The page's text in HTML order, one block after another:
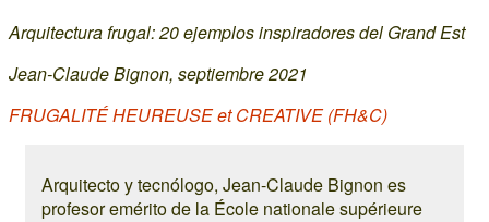
Arquitectura frugal: 20 ejemplos inspiradores del Grand Est
Jean-Claude Bignon, septiembre 2021
FRUGALITÉ HEUREUSE et CREATIVE (FH&C)
Arquitecto y tecnólogo, Jean-Claude Bignon es
profesor emérito de la École nationale supérieure